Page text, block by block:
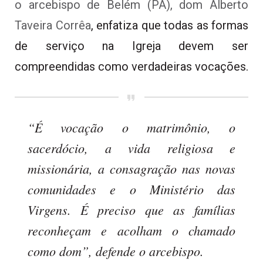
o arcebispo de Belém (PA), dom Alberto
Taveira Corrêa, enfatiza que todas as formas
de serviço na Igreja devem ser
compreendidas como verdadeiras vocações.
“É vocação o matrimônio, o
sacerdócio, a vida religiosa e
missionária, a consagração nas novas
comunidades e o Ministério das
Virgens. É preciso que as famílias
reconheçam e acolham o chamado
como dom”, defende o arcebispo.